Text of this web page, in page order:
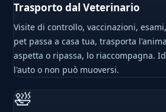
Trasporto dal Veterinario
Visite di controllo, vaccinazioni,
pet passa a casa tua, trasporta
aspetta o ripassa, lo riaccompagna.
l'auto o non può muoversi.
🛀